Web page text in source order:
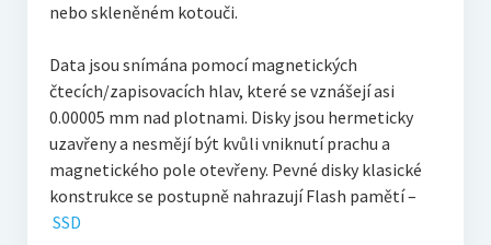
nebo skleněném kotouči.
Data jsou snímána pomocí magnetických
čtecích/zapisovacích hlav, které se vznášejí asi
0.00005 mm nad plotnami. Disky jsou hermeticky
uzavřeny a nesmějí být kvůli vniknutí prachu a
magnetického pole otevřeny. Pevné disky klasické
konstrukce se postupně nahrazují Flash pamětí –
SSD